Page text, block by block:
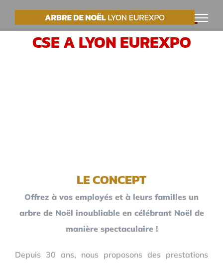
PasserVOTRE ARBRE DE NOËL
CSE A LYON EUREXPO
LE CONCEPT
Offrez à vos employés et à leurs familles un
arbre de Noël inoubliable en célébrant Noël de
manière spectaculaire !
Depuis 30 ans, nous proposons des prestations